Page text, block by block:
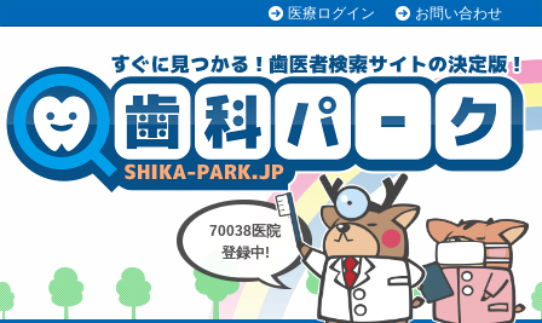
医療ログイン お問い合わせ
70038医院
登録中!